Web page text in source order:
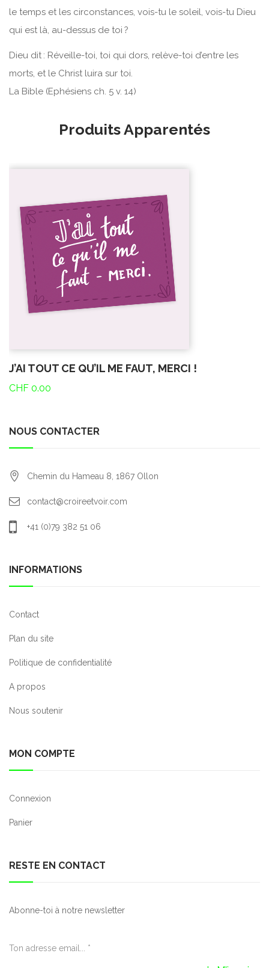
le temps et les circonstances, vois-tu le soleil, vois-tu Dieu
qui est là, au-dessus de toi ?
Dieu dit : Réveille-toi, toi qui dors, relève-toi d’entre les
morts, et le Christ luira sur toi.
La Bible (Ephésiens ch. 5 v. 14)
Produits Apparentés
J’AI TOUT CE QU’IL ME FAUT, MERCI !
CHF 0.00
NOUS CONTACTER
Chemin du Hameau 8, 1867 Ollon
contact@croireetvoir.com
+41 (0)79 382 51 06
INFORMATIONS
Contact
Plan du site
Politique de confidentialité
A propos
Nous soutenir
MON COMPTE
Connexion
Panier
RESTE EN CONTACT
Abonne-toi à notre newsletter